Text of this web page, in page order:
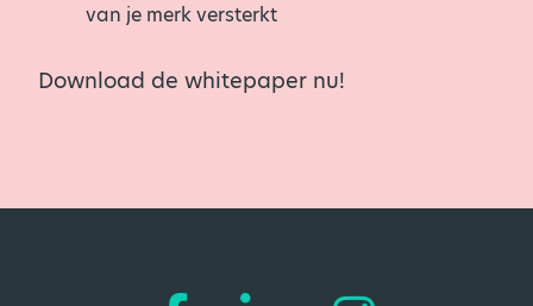
van je merk versterkt
Download de whitepaper nu!